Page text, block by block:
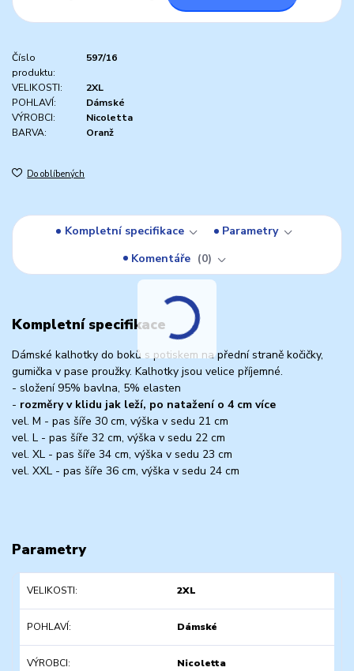
Číslo
produktu:
597/16
VELIKOSTI:
2XL
POHLAVÍ:
Dámské
VÝROBCI:
Nicoletta
BARVA:
Oranž
Do oblíbených
Kompletní specifikace
Parametry
Komentáře
0
Kompletní specifikace
Dámské kalhotky do boků s potiskem na přední straně kočičky,
gumička v pase proužky. Kalhotky jsou velice příjemné.
- složení 95% bavlna, 5% elasten
- rozměry v klidu jak leží, po natažení o 4 cm více
vel. M - pas šíře 30 cm, výška v sedu 21 cm
vel. L - pas šíře 32 cm, výška v sedu 22 cm
vel. XL - pas šíře 34 cm, výška v sedu 23 cm
vel. XXL - pas šíře 36 cm, výška v sedu 24 cm
Parametry
VELIKOSTI 2XL
POHLAVÍ Dámské
VÝROBCI Nicoletta